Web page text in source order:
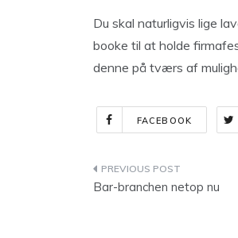
Du skal naturligvis lige
booke til at holde
denne på tværs af
FACEBOOK
Bar-branchen netop nu